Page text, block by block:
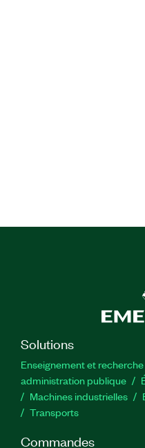
Solutions
Enseignement et recherche
administration publique
Machines industrielles
Transports
Commandes